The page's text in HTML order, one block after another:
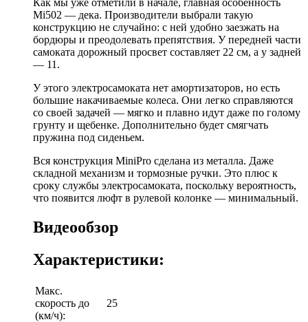
Mi502 — дека. Производители выбрали такую
конструкцию не случайно: с ней удобно заезжать на
бордюры и преодолевать препятствия. У передней части
самоката дорожный просвет составляет 22 см, а у задней
— 11.
У этого электросамоката нет амортизаторов, но есть
большие накачиваемые колеса. Они легко справляются
со своей задачей — мягко и плавно идут даже по голому
грунту и щебенке. Дополнительно будет смягчать
пружина под сиденьем.
Вся конструкция MiniPro сделана из металла. Даже
складной механизм и тормозные ручки. Это плюс к
сроку службы электросамоката, поскольку вероятность,
что появится люфт в рулевой колонке — минимальный.
Видеообзор
Характеристики:
Макс.
скорость до
(км/ч):
25